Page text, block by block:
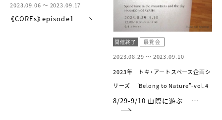
2023.09.06 ～ 2023.09.17
《COREs》episode1
開催終了 展覧会
2023.08.29 ～ 2023.09.10
2023年 トキ・アートスペース企画シ
リーズ "Belong to Nature"-vol.4
8/29-9/10 山際に遊ぶ …